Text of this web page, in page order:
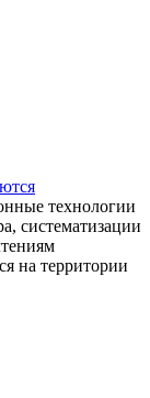
технологии
систематизации
на территории